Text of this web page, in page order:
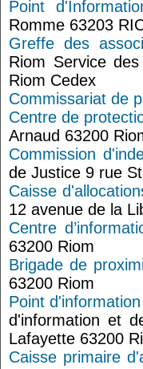
Point
Romme 63203
Greffe des
Riom Service
Riom Cedex
Commissariat de
Centre de
Arnaud 63200
Commission
de Justice 9 rue
Caisse
12 avenue de la
Centre
63200 Riom
Brigade de
63200 Riom
Point
d'information et
Lafayette 63200
Caisse primaire